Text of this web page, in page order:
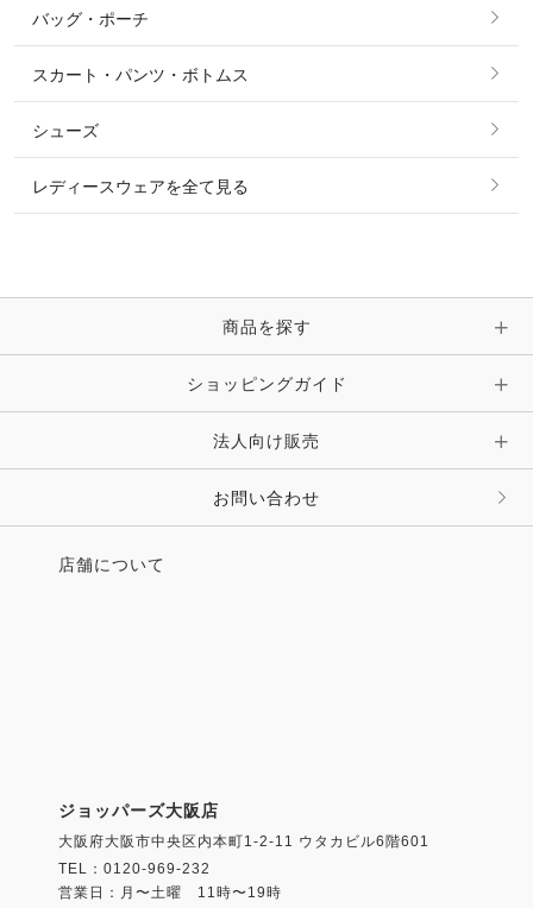
シャツ・ブラウス・ワンピース
ソックス
ベルト
時計・財布・キーケース・革小物
キーホルダー・チャーム・ストラップ
その他 ファッション雑貨
すべてのアクセサリー
リング
ピアス・イヤリング
ピン・ブローチ・コサージュ
その他 アクセサリー
バッグ・ポーチ
スカート・パンツ・ボトムス
シューズ
レディースウェアを全て見る
商品を探す
ショッピングガイド
法人向け販売
お問い合わせ
店舗について
ジョッパーズ大阪店
大阪府大阪市中央区内本町1-2-11 ウタカビル6階601
TEL：0120-969-232
営業日：月〜土曜 11時〜19時